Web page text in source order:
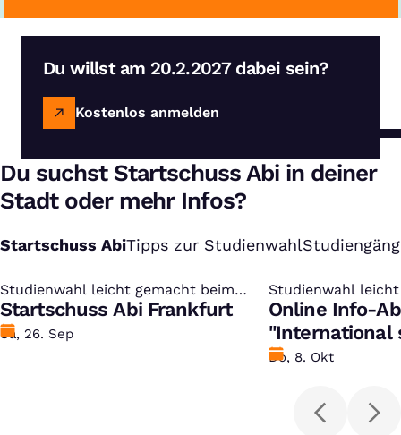
Du willst am 20.2.2027 dabei sein?
Kostenlos anmelden
Du suchst Startschuss Abi in deiner
Stadt oder mehr Infos?
Startschuss AbiTipps zur Studienwahl
Studienwahl leicht gemacht beim
kostenlosen Studien-Infotag
:
Startschuss Abi Frankfurt
Datum
Sa, 26. Sep
Studienwahl
kostenlosen
:
Online Info-
"International
Datum
Do, 8. Okt